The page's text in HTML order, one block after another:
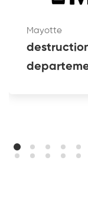
Mayotte